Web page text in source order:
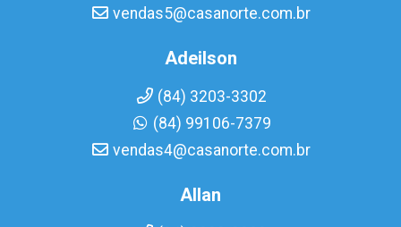
vendas5@casanorte.com.br
Adeilson
(84) 3203-3302
(84) 99106-7379
vendas4@casanorte.com.br
Allan